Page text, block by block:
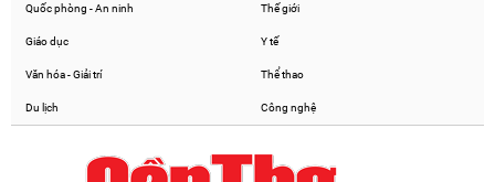
Quốc phòng - An ninh Thế giới
Giáo dục Y tế
Văn hóa - Giải trí Thể thao
Du lịch Công nghệ